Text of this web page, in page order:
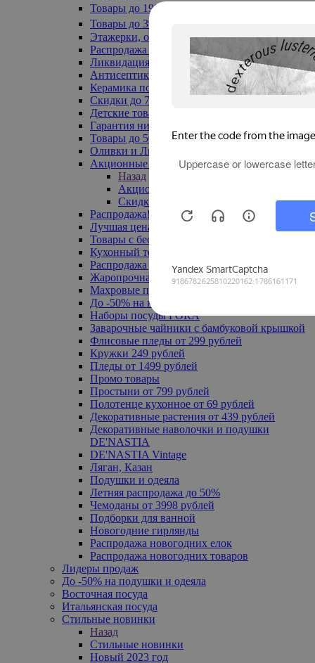
Товары до 199₽
Товары до 399₽
Этажерки, обувницы
Распродажа текстиля до -50%
Ликвидация до -70%
Антисептики
Керамика по 129 руб
Скидки до 70%
Детские товары
Гарантия низкой цены
Товары до 500 руб
Оливки и Лимоны
Акционные товары
Назад
Акционные товары
Скидка 20% по промокоду
Распродажа! Ульяновск до -70%
Лучшая цена
Товары с бесплатной доставкой
Кухонный текстиль
Распродажа до -50%
Жаропрочная посуда
Махровые полотенца
До -50% на ковры
Наборы посуды FORA
Заварочные чайники с бамбуковой крышкой
Флисовые пледы от 299 рублей
Кружки 249 рублей
Пледы от 1499 рублей
Промо товары
Простыни от 799 рублей
Полотенце кухонное от 69 рублей
Декоративные растения от 439 рублей
Декоративные наволочки и подушки
DE'NASTIA
DE'NASTIA Vintage
Ляган, Казан
Подушки и одеяла
Летняя распродажа до 50%
Чемоданы от 3998 рублей
Подборки для ванной
Новогодние гирлянды
Распродажа новогодних елок
Распродажа новогодних товаров
Лидеры продаж
До -50% на подушки и одеяла
Восточная посуда
Итальянская посуда
Стильные новинки
Назад
Стильные новинки
Новый 2023 год